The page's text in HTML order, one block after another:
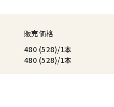
販売価格
480 (528)/1本
480 (528)/1本